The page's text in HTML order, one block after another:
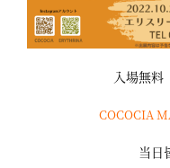
入場無
COCOCIA
当日